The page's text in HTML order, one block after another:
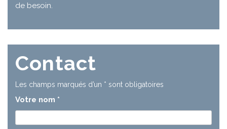
de besoin.
Contact
Les champs marqués d’un * sont obligatoires
Votre nom *